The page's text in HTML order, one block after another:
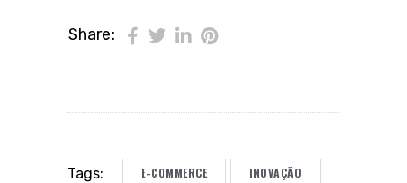
Share:
Tags: E-COMMERCE INOVAÇÃO